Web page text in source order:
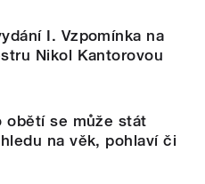
I. Vzpomínka na
Nikol Kantorovou
obětí se může stát
na věk, pohlaví či